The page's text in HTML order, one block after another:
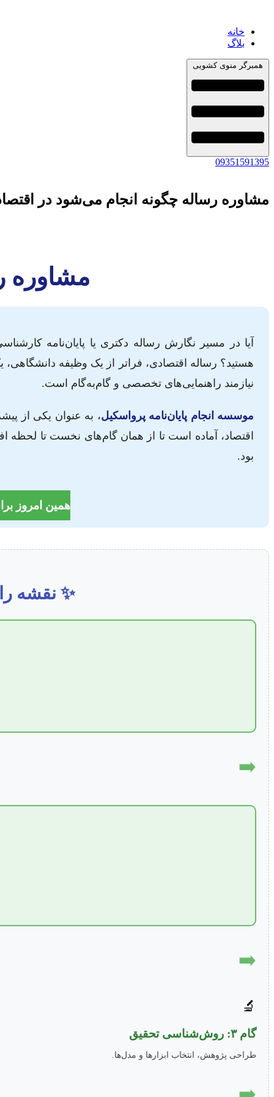
خانه
بلاگ
همبرگر منوی کشویی
09351591395
مشاوره رساله چگونه انجام می‌شود در
مشاوره
آیا در مسیر نگارش رساله دکتری یا پایان‌نامه
هستید؟ رساله اقتصادی، فراتر از یک وظیفه
نیازمند راهنمایی‌های تخصصی و گام‌به‌گام است.
موسسه انجام پایان‌نامه پرواسکیل، به عنوان یکی از
اقتصاد، آماده است تا از همان گام‌های نخست تا لحظه
بود.
همین امروز
✨ نقشه
➡️
➡️
🔬
گام ۳: روش‌شناسی تحقیق
طراحی پژوهش، انتخاب ابزارها و مدل‌ها.